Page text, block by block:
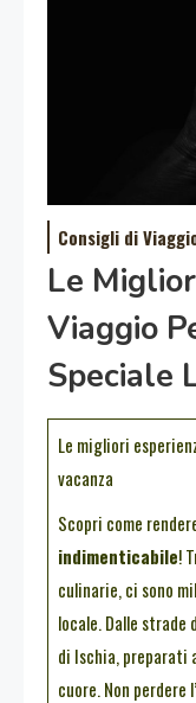
Consigli di
Le
Viaggio
Speciale
Le migliori
vacanza
Scopri come
indimenticabile!
culinarie, ci sono
locale. Dalle strade
di Ischia, preparati
cuore. Non